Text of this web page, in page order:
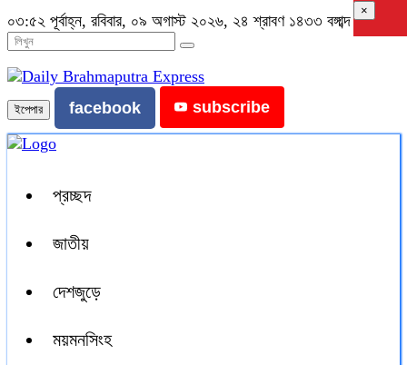
০৩:৫২ পূর্বাহ্ন, রবিবার, ০৯ অগাস্ট ২০২৬, ২৪ শ্রাবণ ১৪৩৩ বঙ্গাব্দ
ইপেপার facebook subscribe
প্রচ্ছদ
জাতীয়
দেশজুড়ে
ময়মনসিংহ
×